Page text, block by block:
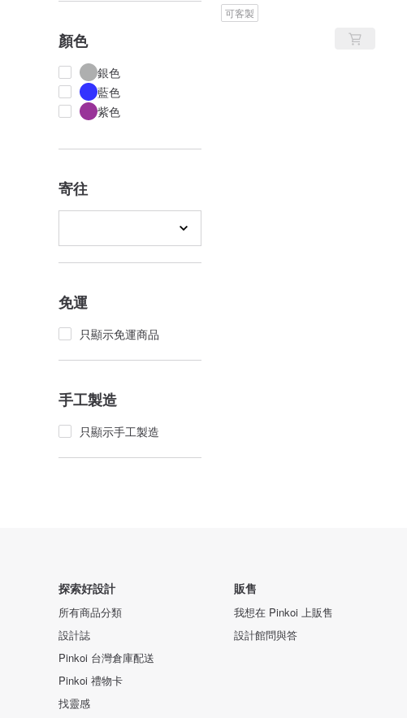
顏色
銀色
藍色
紫色
寄往
免運
只顯示免運商品
手工製造
只顯示手工製造
可客製
探索好設計
所有商品分類
設計誌
Pinkoi 台灣倉庫配送
Pinkoi 禮物卡
找靈感
販售
我想在 Pinkoi 上販售
設計館問與答